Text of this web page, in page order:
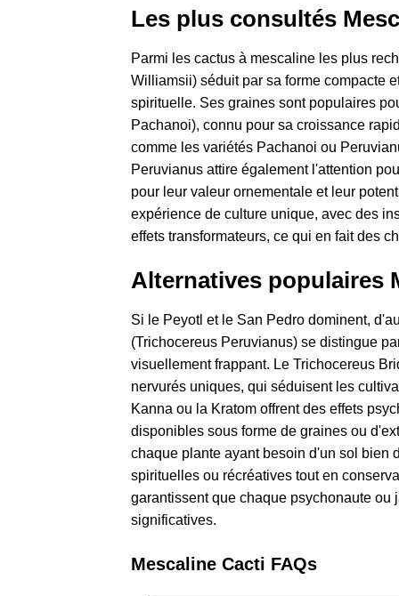
Les plus consultés
Parmi les cactus à mescaline les plus
Williamsii) séduit par sa forme compacte
spirituelle. Ses graines sont populaires
Pachanoi), connu pour sa croissance
comme les variétés Pachanoi ou
Peruvianus attire également l'attention
pour leur valeur ornementale et leur
expérience de culture unique, avec des
effets transformateurs, ce qui en fait des
Alternatives populaires
Si le Peyotl et le San Pedro dominent,
(Trichocereus Peruvianus) se distingue
visuellement frappant. Le Trichocereus
nervurés uniques, qui séduisent les
Kanna ou la Kratom offrent des effets
disponibles sous forme de graines ou
chaque plante ayant besoin d'un sol bien
spirituelles ou récréatives tout en
garantissent que chaque psychonaute
significatives.
Mescaline Cacti FAQs